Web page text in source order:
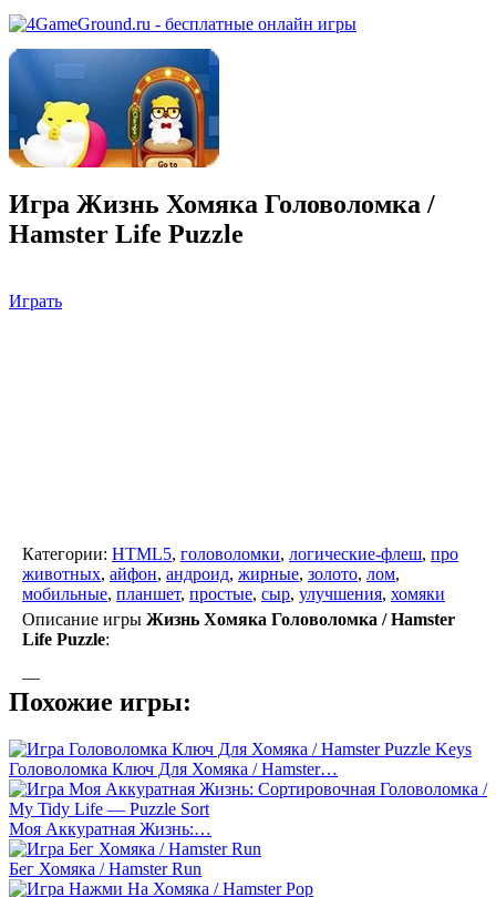
Игра Жизнь Хомяка Головоломка /
Hamster Life Puzzle
Играть
Категории: HTML5, головоломки, логические-флеш, про
животных, айфон, андроид, жирные, золото, лом,
мобильные, планшет, простые, сыр, улучшения, хомяки
Описание игры Жизнь Хомяка Головоломка / Hamster
Life Puzzle:
—
Похожие игры:
Головоломка Ключ Для Хомяка / Hamster…
Моя Аккуратная Жизнь:…
Бег Хомяка / Hamster Run